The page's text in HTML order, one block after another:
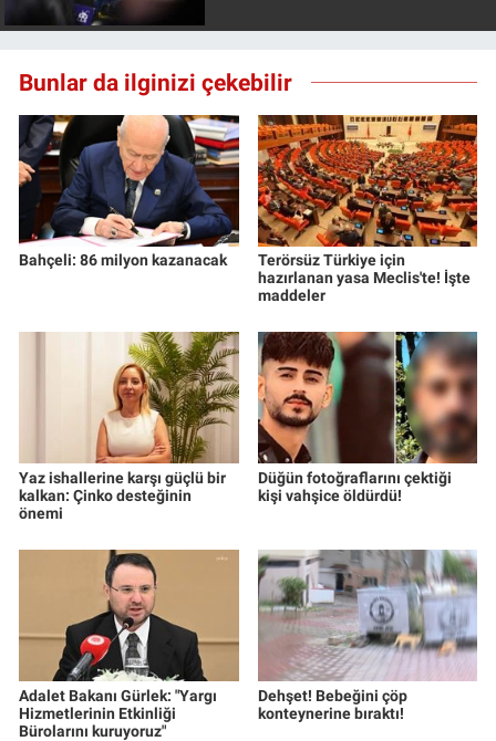
Bunlar da ilginizi çekebilir
Bahçeli: 86 milyon kazanacak
Terörsüz Türkiye için
hazırlanan yasa Meclis'te! İşte
maddeler
Yaz ishallerine karşı güçlü bir
kalkan: Çinko desteğinin
önemi
Düğün fotoğraflarını çektiği
kişi vahşice öldürdü!
Adalet Bakanı Gürlek: "Yargı
Hizmetlerinin Etkinliği
Bürolarını kuruyoruz"
Dehşet! Bebeğini çöp
konteynerine bıraktı!